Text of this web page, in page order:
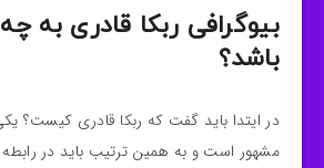
بیوگرافی ربکا قادری به
باشد؟
در ایتدا باید گفت که ربکا قادری کیست؟
مشهور است و به همین ترتیب باید در رابطه